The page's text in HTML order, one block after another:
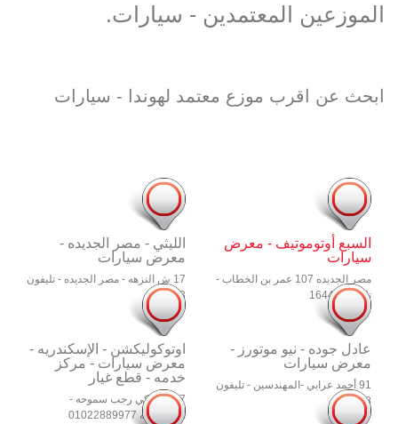
الموزعين المعتمدين - سيارات.
ابحث عن اقرب موزع معتمد لهوندا - سيارات
السبع أوتوموتيف - معرض
سيارات
مصر الجديده 107 عمر بن الخطاب -
تليفون 16449
الليثي - مصر الجديده -
معرض سيارات
17 ش النزهه - مصر الجديده - تليفون
19383
عادل جوده - نيو موتورز -
معرض سيارات
91 أحمد عرابي -المهندسين - تليفون
16658
اوتوكوليكشن - الإسكندريه -
معرض سيارات - مركز
خدمه - قطع غيار
27 ش زكي رجب سموحه -
الأسكندريه 01022889977